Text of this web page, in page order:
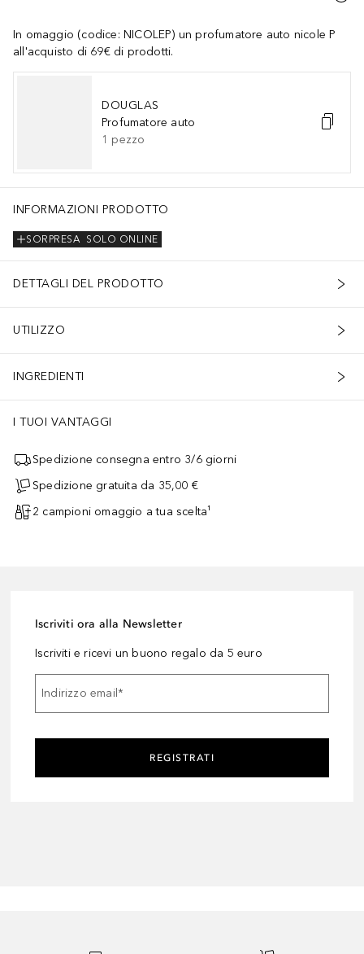
In omaggio (codice: NICOLEP) un profumatore auto nicole P
all'acquisto di 69€ di prodotti.
DOUGLAS
Profumatore auto
1 pezzo
INFORMAZIONI PRODOTTO
SOLO ONLINE
SORPRESA
DETTAGLI DEL PRODOTTO
UTILIZZO
INGREDIENTI
I TUOI VANTAGGI
Spedizione consegna entro 3/6 giorni
Spedizione gratuita da 35,00 €
2 campioni omaggio a tua scelta¹
Iscriviti ora alla Newsletter
Iscriviti e ricevi un buono regalo da 5 euro
Indirizzo email*
REGISTRATI